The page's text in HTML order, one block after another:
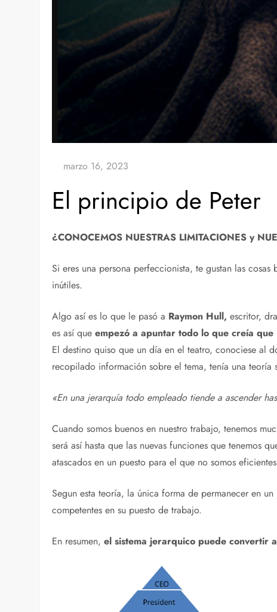
El principio de Peter
¿CONOCEMOS NUESTRAS LIMITACIONES y
Si eres una persona perfeccionista, te gustan las
inútiles.
Algo así es lo que le pasó a Raymon Hull, escritor,
es así queempezó a apuntar todo lo que creía que
El destino quiso que un día en el teatro, conociese al
recopilado información sobre el tema, tenía una
«En una jerarquía todo empleado tiende a ascender
Cuando somos buenos en nuestro trabajo, tenemos
será así hasta que las nuevas funciones que tenemos
atascados en un puesto para el que no somos
Segun esta teoría, la única forma de permanecer en
competentes en su puesto de trabajo.
En resumen, el sistema jerarquico puede convertir